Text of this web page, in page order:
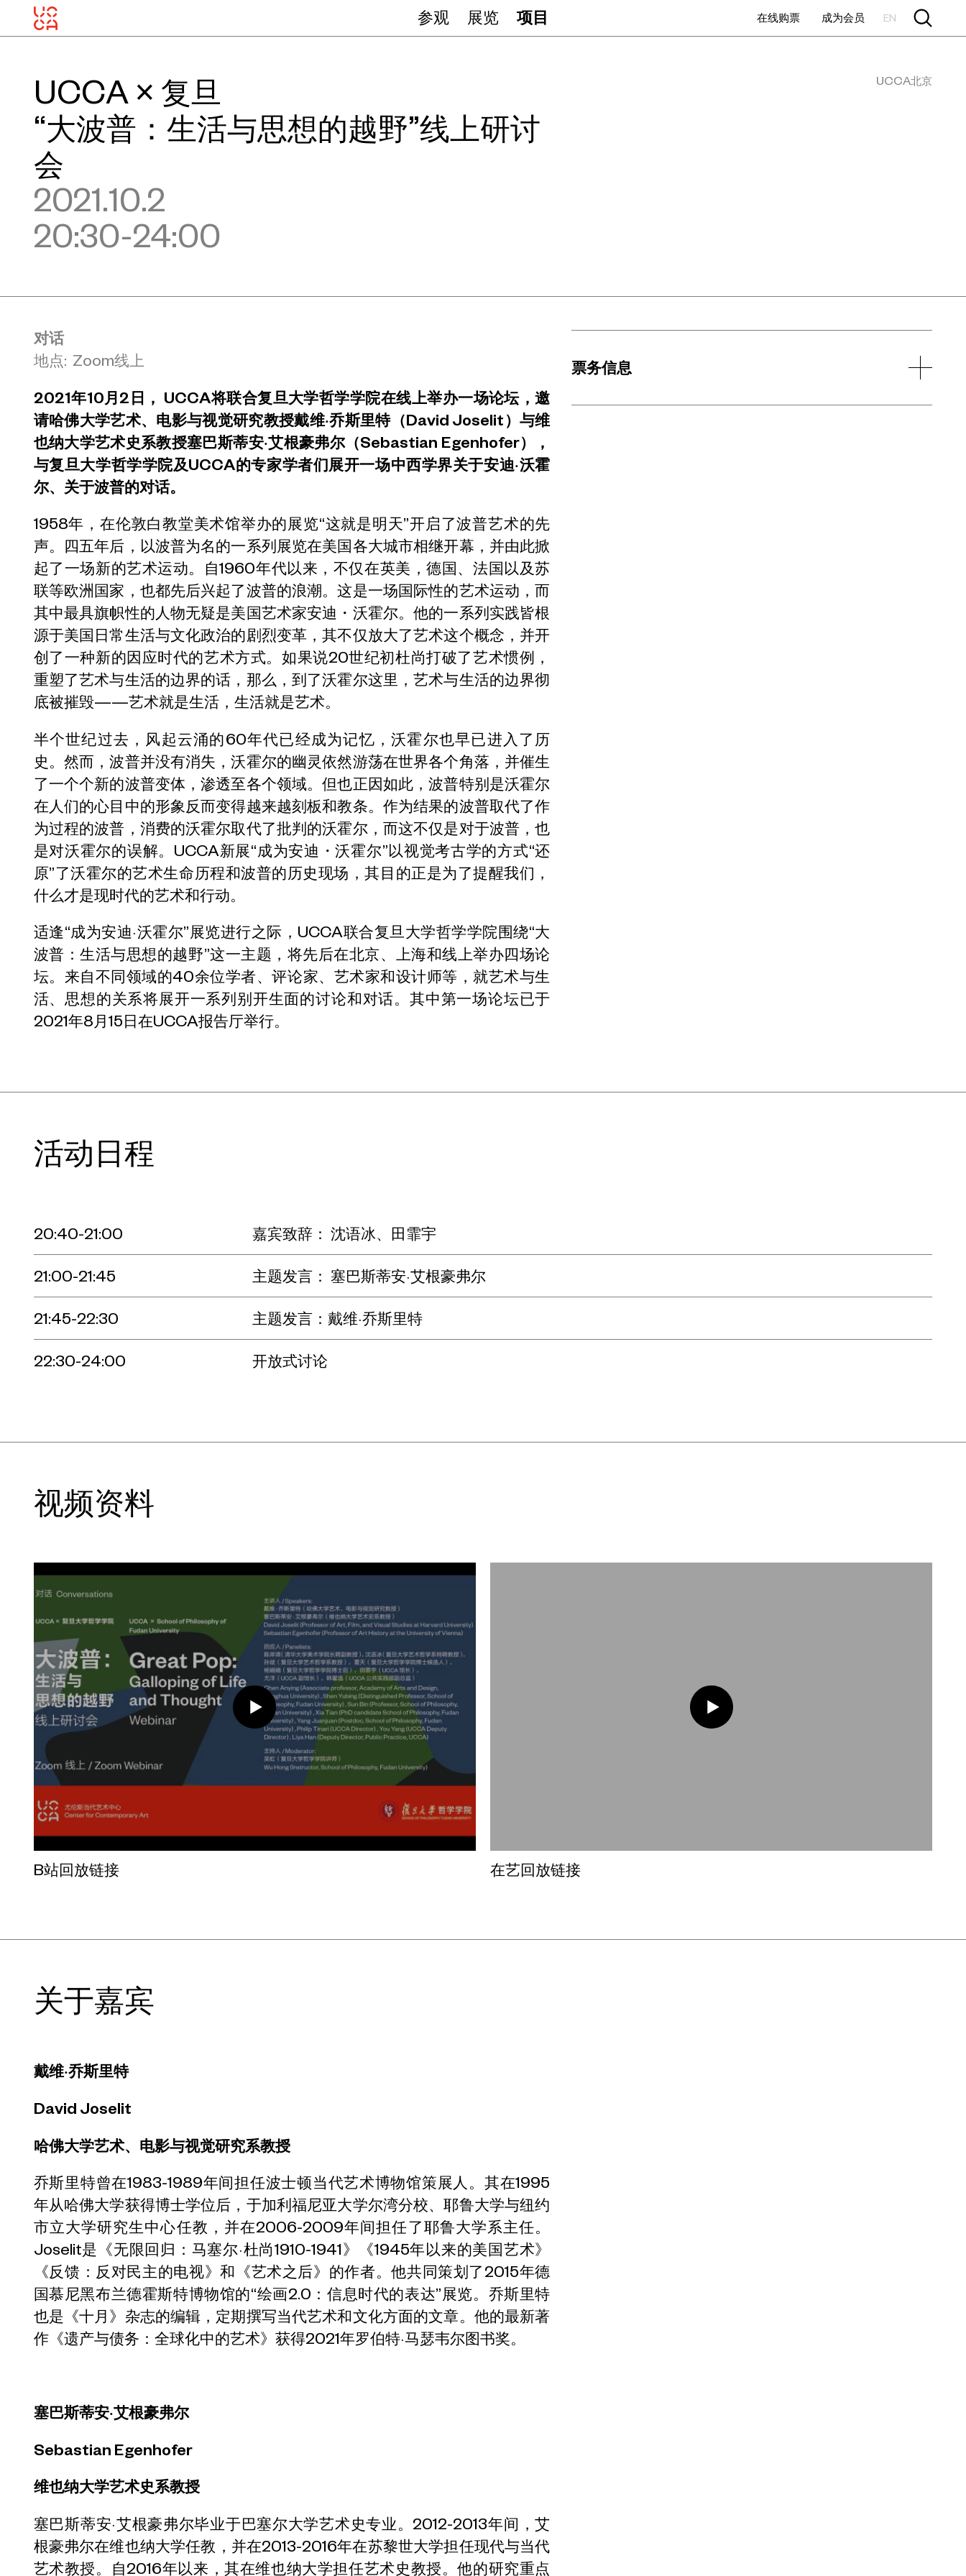
参观 展览 项目 在线购票 成为会员 EN
UCCA北京
UCCA × 复旦
“大波普：生活与思想的越野”线上研讨
会
2021.10.2
20:30-24:00
对话
地点: Zoom线上
2021年10月2日， UCCA将联合复旦大学哲学学院在线上举办一场论坛，邀
请哈佛大学艺术、电影与视觉研究教授戴维·乔斯里特（David Joselit）与维
也纳大学艺术史系教授塞巴斯蒂安·艾根豪弗尔（Sebastian Egenhofer），
与复旦大学哲学学院及UCCA的专家学者们展开一场中西学界关于安迪·沃霍
尔、关于波普的对话。
1958年，在伦敦白教堂美术馆举办的展览“这就是明天”开启了波普艺术的先
声。四五年后，以波普为名的一系列展览在美国各大城市相继开幕，并由此掀
起了一场新的艺术运动。自1960年代以来，不仅在英美，德国、法国以及苏
联等欧洲国家，也都先后兴起了波普的浪潮。这是一场国际性的艺术运动，而
其中最具旗帜性的人物无疑是美国艺术家安迪・沃霍尔。他的一系列实践皆根
源于美国日常生活与文化政治的剧烈变革，其不仅放大了艺术这个概念，并开
创了一种新的因应时代的艺术方式。如果说20世纪初杜尚打破了艺术惯例，
重塑了艺术与生活的边界的话，那么，到了沃霍尔这里，艺术与生活的边界彻
底被摧毁——艺术就是生活，生活就是艺术。
半个世纪过去，风起云涌的60年代已经成为记忆，沃霍尔也早已进入了历
史。然而，波普并没有消失，沃霍尔的幽灵依然游荡在世界各个角落，并催生
了一个个新的波普变体，渗透至各个领域。但也正因如此，波普特别是沃霍尔
在人们的心目中的形象反而变得越来越刻板和教条。作为结果的波普取代了作
为过程的波普，消费的沃霍尔取代了批判的沃霍尔，而这不仅是对于波普，也
是对沃霍尔的误解。UCCA新展“成为安迪・沃霍尔”以视觉考古学的方式“还
原”了沃霍尔的艺术生命历程和波普的历史现场，其目的正是为了提醒我们，
什么才是现时代的艺术和行动。
适逢“成为安迪·沃霍尔”展览进行之际，UCCA联合复旦大学哲学学院围绕“大
波普：生活与思想的越野”这一主题，将先后在北京、上海和线上举办四场论
坛。来自不同领域的40余位学者、评论家、艺术家和设计师等，就艺术与生
活、思想的关系将展开一系列别开生面的讨论和对话。其中第一场论坛已于
2021年8月15日在UCCA报告厅举行。
票务信息
活动日程
20:40-21:00 嘉宾致辞： 沈语冰、田霏宇
21:00-21:45 主题发言： 塞巴斯蒂安·艾根豪弗尔
21:45-22:30 主题发言：戴维·乔斯里特
22:30-24:00 开放式讨论
视频资料
B站回放链接 在艺回放链接
关于嘉宾
戴维·乔斯里特
David Joselit
哈佛大学艺术、电影与视觉研究系教授
乔斯里特曾在1983-1989年间担任波士顿当代艺术博物馆策展人。其在1995
年从哈佛大学获得博士学位后，于加利福尼亚大学尔湾分校、耶鲁大学与纽约
市立大学研究生中心任教，并在2006-2009年间担任了耶鲁大学系主任。
Joselit是《无限回归：马塞尔·杜尚1910-1941》《1945年以来的美国艺术》
《反馈：反对民主的电视》和《艺术之后》的作者。他共同策划了2015年德
国慕尼黑布兰德霍斯特博物馆的“绘画2.0：信息时代的表达”展览。乔斯里特
也是《十月》杂志的编辑，定期撰写当代艺术和文化方面的文章。他的最新著
作《遗产与债务：全球化中的艺术》获得2021年罗伯特·马瑟韦尔图书奖。
塞巴斯蒂安·艾根豪弗尔
Sebastian Egenhofer
维也纳大学艺术史系教授
塞巴斯蒂安·艾根豪弗尔毕业于巴塞尔大学艺术史专业。2012-2013年间，艾
根豪弗尔在维也纳大学任教，并在2013-2016年在苏黎世大学担任现代与当代
艺术教授。自2016年以来，其在维也纳大学担任艺术史教授。他的研究重点